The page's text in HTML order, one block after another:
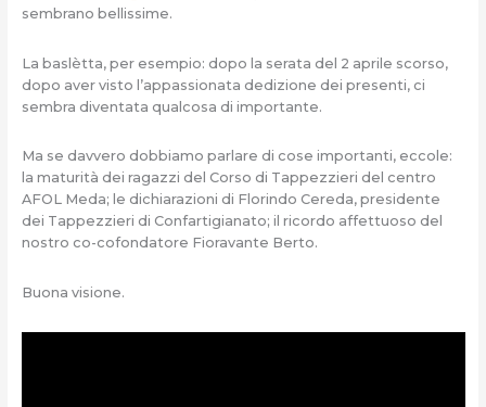
sembrano bellissime.
La baslètta, per esempio: dopo la serata del 2 aprile scorso,
dopo aver visto l’appassionata dedizione dei presenti, ci
sembra diventata qualcosa di importante.
Ma se davvero dobbiamo parlare di cose importanti, eccole:
la maturità dei ragazzi del Corso di Tappezzieri del centro
AFOL Meda; le dichiarazioni di Florindo Cereda, presidente
dei Tappezzieri di Confartigianato; il ricordo affettuoso del
nostro co-cofondatore Fioravante Berto.
Buona visione.